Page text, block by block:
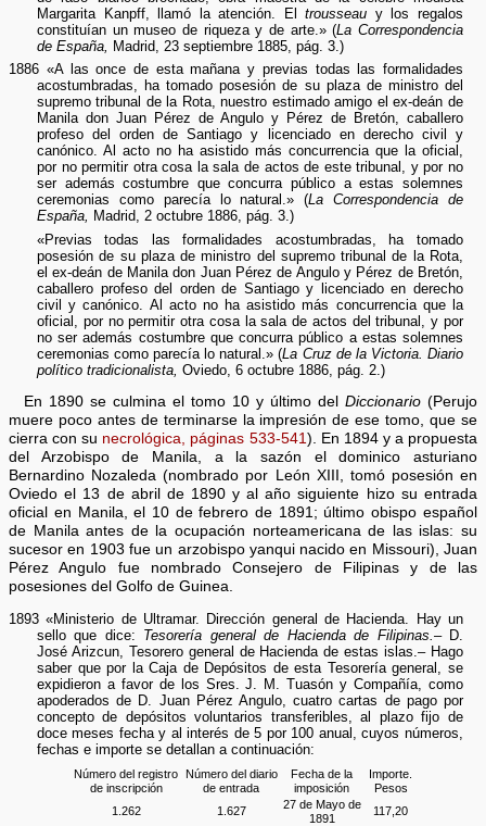
Margarita Kanpff, llamó la atención. Eltrousseau y los regalos
constituían un museo de riqueza y de arte.» (La Correspondencia
de España,
Madrid, 23 septiembre 1885, pág. 3.)
1886 «A las once de esta mañana y previas todas las formalidades
acostumbradas, ha tomado posesión de su plaza de ministro del
supremo tribunal de la Rota, nuestro estimado amigo el ex-deán de
Manila don Juan Pérez de Angulo y Pérez de Bretón, caballero
profeso del orden de Santiago y licenciado en derecho civil y
canónico. Al acto no ha asistido más concurrencia que la oficial,
por no permitir otra cosa la sala de actos de este tribunal, y por no
ser además costumbre que concurra público a estas solemnes
ceremonias como parecía lo natural.» (La Correspondencia de
España, Madrid, 2 octubre 1886, pág. 3.)
«Previas todas las formalidades acostumbradas, ha tomado
posesión de su plaza de ministro del supremo tribunal de la Rota,
el ex-deán de Manila don Juan Pérez de Angulo y Pérez de Bretón,
caballero profeso del orden de Santiago y licenciado en derecho
civil y canónico. Al acto no ha asistido más concurrencia que la
oficial, por no permitir otra cosa la sala de actos del tribunal, y por
no ser además costumbre que concurra público a estas solemnes
ceremonias como parecía lo natural.» (La Cruz de la Victoria. Diario
político tradicionalista, Oviedo, 6 octubre 1886, pág. 2.)
En 1890 se culmina el tomo 10 y último del Diccionario(Perujo
muere poco antes de terminarse la impresión de ese tomo, que se
cierra con su necrológica, páginas 533-541). En 1894 y a propuesta
del Arzobispo de Manila, a la sazón el dominico asturiano
Bernardino Nozaleda (nombrado por León XIII, tomó posesión en
Oviedo el 13 de abril de 1890 y al año siguiente hizo su entrada
oficial en Manila, el 10 de febrero de 1891; último obispo español
de Manila antes de la ocupación norteamericana de las islas: su
sucesor en 1903 fue un arzobispo yanqui nacido en Missouri), Juan
Pérez Angulo fue nombrado Consejero de Filipinas y de las
posesiones del Golfo de Guinea.
1893 «Ministerio de Ultramar. Dirección general de Hacienda. Hay un
sello que dice: Tesorería general de Hacienda de Filipinas.– D.
José Arizcun, Tesorero general de Hacienda de estas islas.– Hago
saber que por la Caja de Depósitos de esta Tesorería general, se
expidieron a favor de los Sres. J. M. Tuasón y Compañía, como
apoderados de D. Juan Pérez Angulo, cuatro cartas de pago por
concepto de depósitos voluntarios transferibles, al plazo fijo de
doce meses fecha y al interés de 5 por 100 anual, cuyos números,
fechas e importe se detallan a continuación:
Número del registro
de inscripción
Número del diario
de entrada
Fecha de la
imposición
Importe.
Pesos
1.262
1.627
27 de Mayo de
1891
117,20